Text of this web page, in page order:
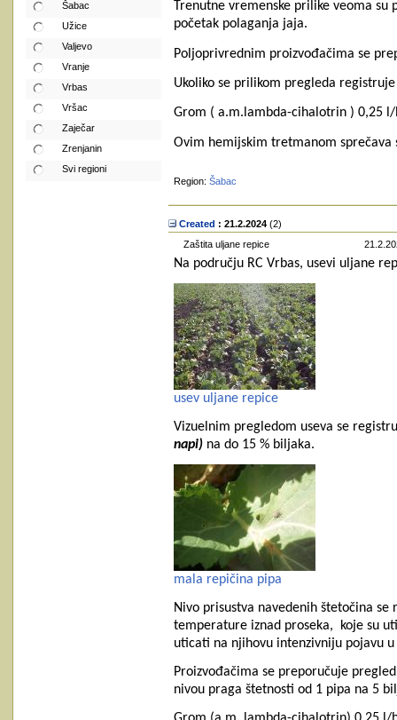
Šabac
Užice
Valjevo
Vranje
Vrbas
Vršac
Zaječar
Zrenjanin
Svi regioni
Trenutne vremenske prilike veoma
početak polaganja jaja.
Poljoprivrednim proizvođačima se
Ukoliko se prilikom pregleda
Grom ( a.m.lambda-cihalotrin ) 0,25 l/
Ovim hemijskim tretmanom sprečava
Region: Šabac
Created : 21.2.2024 ‎(2)
Zaštita uljane repice
Na području RC Vrbas, usevi uljane
usev uljane repice
Vizuelnim pregledom useva se
napi) na do 15 % biljaka.
mala repičina pipa
Nivo prisustva navedenih štetočina
temperature iznad proseka,
koje su
uticati na njihovu intenzivniju pojavu
Proizvođačima se preporučuje
nivou praga štetnosti od 1 pipa na 5